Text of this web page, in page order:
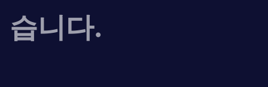
습니다.